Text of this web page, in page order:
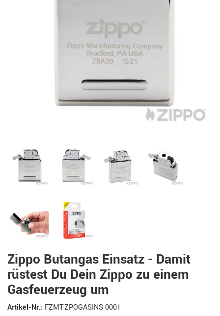
Zippo Butangas Einsatz - Damit
rüstest Du Dein Zippo zu einem
Gasfeuerzeug um
Artikel-Nr.: FZMT-ZPOGASINS-0001